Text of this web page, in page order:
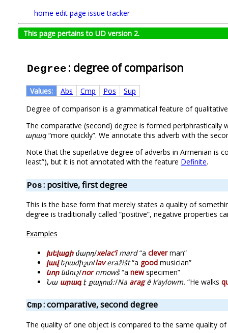
home edit page issue tracker
This page pertains to UD version 2.
Degree : degree of comparison
Values: Abs Cmp Pos
Sup
Degree of comparison is a grammatical feature of
The comparative (second) degree is formed periphrastically
արագ “more quickly”. We annotate this adverb with the
Note that the superlative degree of adverbs in Armenian is
least”), but it is not annotated with the feature Definite.
Pos: positive, first degree
This is the base form that merely states a quality of
degree is traditionally called “positive”, negative properties
Examples
խելացի մարդ/xelacʼimard“a cleverman”
լավերաժիշտ/laveražišt“a good musician”
նոր նմուշ/nornmowš“a newspecimen”
Նա արագէ քայլում։/Na aragē kʼaylowm. “He walks
Cmp: comparative, second degree
The quality of one object is compared to the same quality